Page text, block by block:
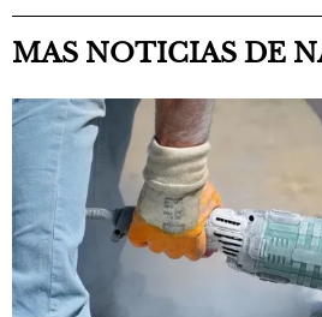
MAS NOTICIAS DE